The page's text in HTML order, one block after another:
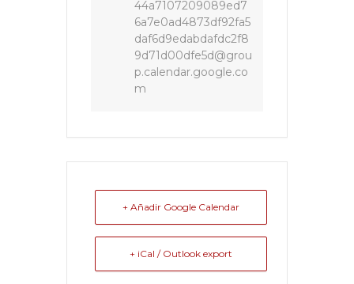
44a7107209089ed7
6a7e0ad4873df92fa5
daf6d9edabdafdc2f8
9d71d00dfe5d@grou
p.calendar.google.co
m
+ Añadir Google Calendar
+ iCal / Outlook export